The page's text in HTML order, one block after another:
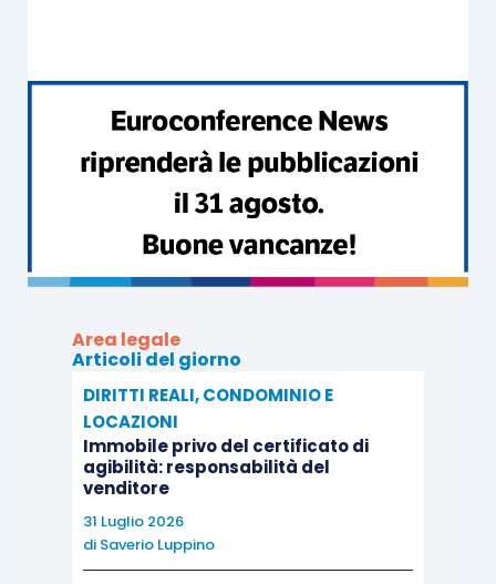
Area legale
Articoli del giorno
DIRITTI REALI, CONDOMINIO E
LOCAZIONI
Immobile privo del certificato di
agibilità: responsabilità del
venditore
31 Luglio 2026
di Saverio Luppino